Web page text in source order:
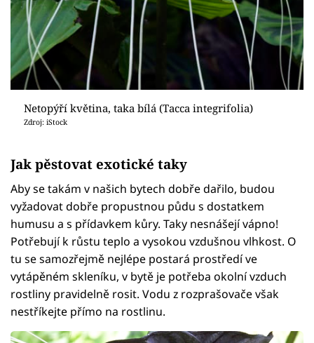
Netopýří květina, taka bílá (Tacca integrifolia)
Zdroj: iStock
Jak pěstovat exotické taky
Aby se takám v našich bytech dobře dařilo, budou
vyžadovat dobře propustnou půdu s dostatkem
humusu a s přídavkem kůry. Taky nesnášejí vápno!
Potřebují k růstu teplo a vysokou vzdušnou vlhkost. O
tu se samozřejmě nejlépe postará prostředí ve
vytápěném skleníku, v bytě je potřeba okolní vzduch
rostliny pravidelně rosit. Vodu z rozprašovače však
nestříkejte přímo na rostlinu.